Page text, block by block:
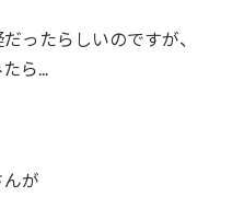
ったらしいのですが、
ら...
が